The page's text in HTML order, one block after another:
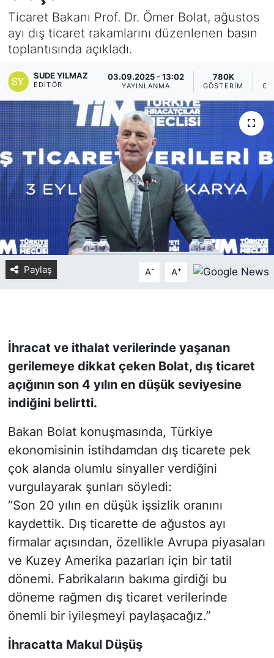
Ticaret Bakanı Prof. Dr. Ömer Bolat, ağustos
ayı dış ticaret rakamlarını düzenlenen basın
toplantısında açıkladı.
SUDE YILMAZ
EDITÖR
03.09.2025 - 13:02
YAYINLANMA
780K
GÖSTERIM
Paylaş A- A+
İhracat ve ithalat verilerinde yaşanan
gerilemeye dikkat çeken Bolat, dış ticaret
açığının son 4 yılın en düşük seviyesine
indiğini belirtti.
Bakan Bolat konuşmasında, Türkiye
ekonomisinin istihdamdan dış ticarete pek
çok alanda olumlu sinyaller verdiğini
vurgulayarak şunları söyledi:
“Son 20 yılın en düşük işsizlik oranını
kaydettik. Dış ticarette de ağustos ayı
firmalar açısından, özellikle Avrupa piyasaları
ve Kuzey Amerika pazarları için bir tatil
dönemi. Fabrikaların bakıma girdiği bu
döneme rağmen dış ticaret verilerinde
önemli bir iyileşmeyi paylaşacağız.”
İhracatta Makul Düşüş
Yurt Dışı Fuarlar
Teknoloji
Spor
KÜLTÜR SANAT
ŞİRKET HABERLERİ
SAVUNMA SANAYİ
FUAR HABERLERİ
FUAR TAKVİMİ
Amerika Fuarları
FUAR RAPORU
FESTİVAL HABERLERİ
FESTİVAL TAKVİMİ
RÖPORTAJLAR
BİYOGRAFİLER